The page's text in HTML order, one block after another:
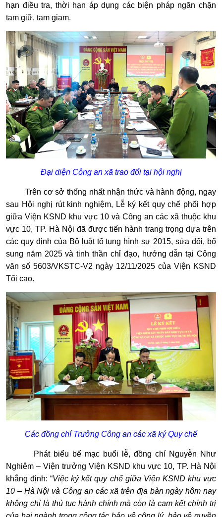
hạn điều tra, thời hạn áp dụng các biện pháp ngăn chặn
tạm giữ, tạm giam.
Đại diện Công an xã trao đổi tại hội nghị
Trên cơ sở thống nhất nhận thức và hành động, ngay
sau Hội nghị rút kinh nghiệm, Lễ ký kết quy chế phối hợp
giữa Viện KSND khu vực 10 và Công an các xã thuộc khu
vực 10, TP. Hà Nội đã được tiến hành trang trọng dựa trên
các quy định của Bộ luật tố tụng hình sự 2015, sửa đổi, bổ
sung năm 2025 và tinh thần chỉ đạo, hướng dẫn tại Công
văn số 5603/VKSTC-V2 ngày 12/11/2025 của Viện KSND
Tối cao.
Các đồng chí Trưởng Công an các xã ký Quy chế
Phát biểu bế mạc buổi lễ, đồng chí Nguyễn Như
Nghiêm – Viện trưởng Viện KSND khu vực 10, TP. Hà Nội
khẳng định: “Việc ký kết quy chế giữa Viện KSND khu vực
10 – Hà Nội và Công an các xã trên địa bàn ngày hôm nay
không chỉ là thủ tục hành chính mà còn là cam kết chính trị